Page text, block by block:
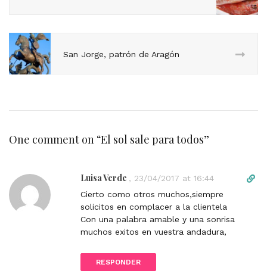
San Jorge, patrón de Aragón
One comment on “El sol sale para todos”
Luisa Verde , 23/04/2017 at 16:44
D
Cierto como otros muchos,siempre
solicitos en complacer a la clientela
Con una palabra amable y una sonrisa
muchos exitos en vuestra andadura,
RESPONDER